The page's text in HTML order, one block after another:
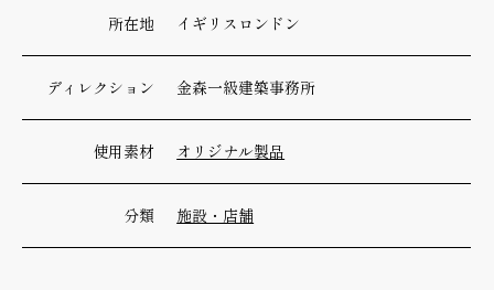
所在地 イギリスロンドン
ディレクション 金森一級建築事務所
使用素材 オリジナル製品
分類 施設・店舗